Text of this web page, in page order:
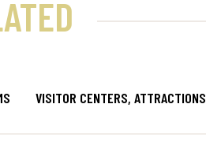
VISITOR CENTERS, ATTRACTIONS